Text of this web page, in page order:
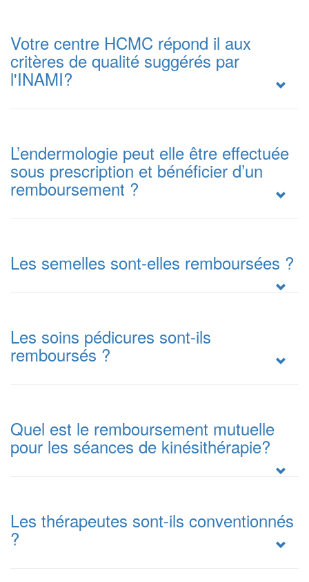
Votre centre HCMC répond il aux
critères de qualité suggérés par
l'INAMI?
L’endermologie peut elle être effectuée
sous prescription et bénéficier d’un
remboursement ?
Les semelles sont-elles remboursées ?
Les soins pédicures sont-ils
remboursés ?
Quel est le remboursement mutuelle
pour les séances de kinésithérapie?
Les thérapeutes sont-ils conventionnés
?